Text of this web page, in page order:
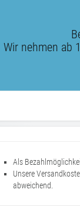
Wir nehmen ab
Als
Unsere
abweichend.